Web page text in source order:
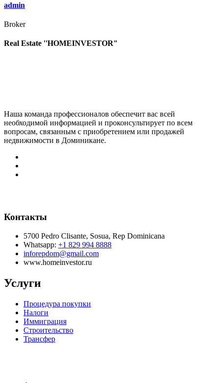
admin
Broker
Real Estate ''HOMEINVESTOR"
Наша команда профессионалов обеспечит вас всей
необходимой информацией и проконсультирует по всем
вопросам, связанным с приобретением или продажей
недвижимости в Доминикане.
Контакты
5700 Pedro Clisante, Sosua, Rep Dominicana
Whatsapp: +1 829 994 8888
inforepdom@gmail.com
www.homeinvestor.ru
Услуги
Процедура покупки
Налоги
Иммиграция
Строительство
Трансфер